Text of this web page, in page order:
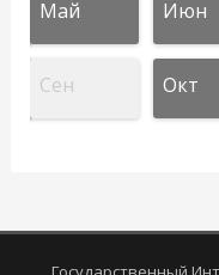
Май Июн
Сен Окт